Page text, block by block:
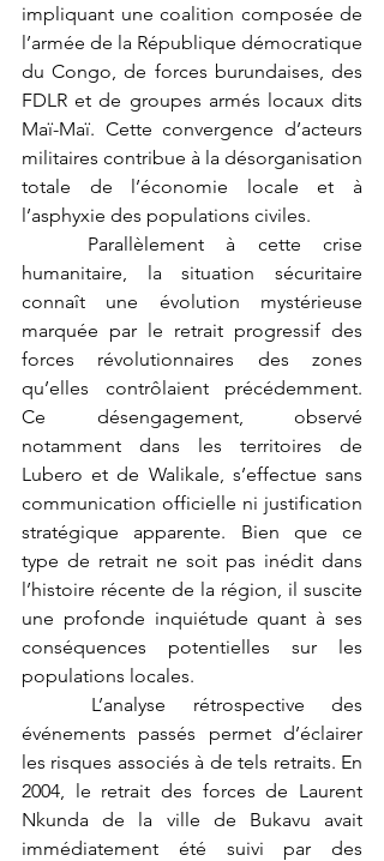
impliquant une coalition composée de
l’armée de la République démocratique
du Congo, de forces burundaises, des
FDLR et de groupes armés locaux dits
Maï-Maï. Cette convergence d’acteurs
militaires contribue à la désorganisation
totale de l’économie locale et à
l’asphyxie des populations civiles.
humanitaire, la situation sécuritaire
connaît une évolution mystérieuse
marquée par le retrait progressif des
forces révolutionnaires des zones
qu’elles contrôlaient précédemment.
Ce désengagement, observé
notamment dans les territoires de
Lubero et de Walikale, s’effectue sans
communication officielle ni justification
stratégique apparente. Bien que ce
type de retrait ne soit pas inédit dans
l’histoire récente de la région, il suscite
une profonde inquiétude quant à ses
conséquences potentielles sur les
populations locales.
événements passés permet d’éclairer
les risques associés à de tels retraits. En
2004, le retrait des forces de Laurent
Nkunda de la ville de Bukavu avait
immédiatement été suivi par des